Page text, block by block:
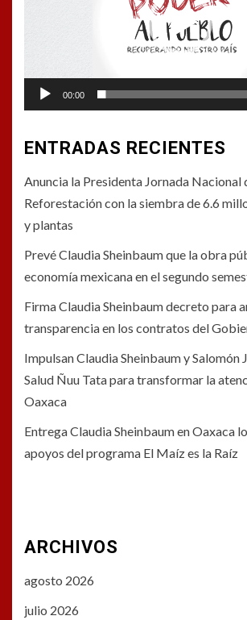
00:00
ENTRADAS RECIENTES
Anuncia la Presidenta Jornada Nacional
Reforestación con la siembra de 6.6
y plantas
Prevé Claudia Sheinbaum que la obra
economía mexicana en el segundo
Firma Claudia Sheinbaum decreto para
transparencia en los contratos del
Impulsan Claudia Sheinbaum y Salomón
Salud Ñuu Tata para transformar la
Oaxaca
Entrega Claudia Sheinbaum en Oaxaca
apoyos del programa El Maíz es la Raíz
ARCHIVOS
agosto 2026
julio 2026